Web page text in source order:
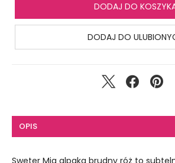
DODAJ DO
DODAJ DO
OPIS